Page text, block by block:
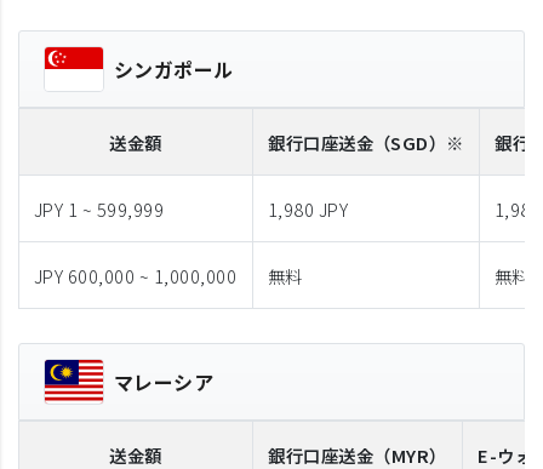
シンガポール
送金額 銀行口座送金 （SGD）※ 銀行
JPY 1 ~ 599,999 1,980 JPY
JPY 600,000 ~ 1,000,000 無料 無料
マレーシア
送金額 銀行口座送金 （MYR） E-ウォ